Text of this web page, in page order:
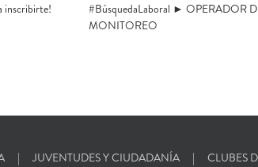
inscribirte!
#BúsquedaLaboral ► OPERADOR
MONITOREO
JUVENTUDES Y CIUDADANÍA CLUBES